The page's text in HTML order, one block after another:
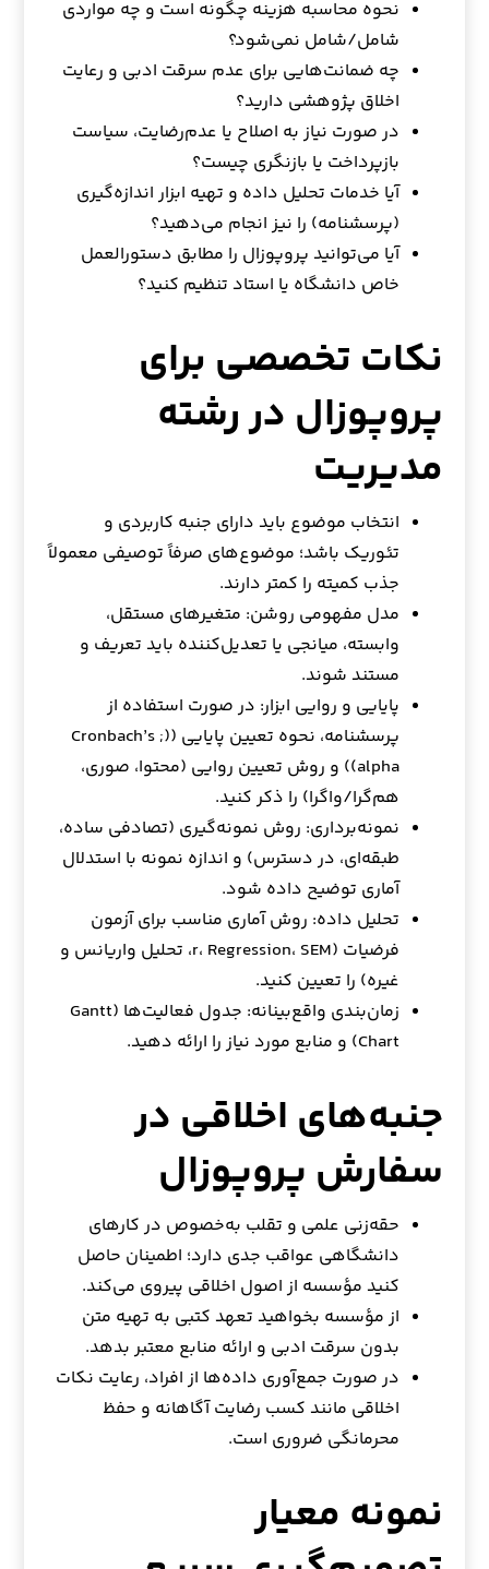
نحوه محاسبه هزینه چگونه است و چه مواردی
شامل/شامل نمی‌شود؟
چه ضمانت‌هایی برای عدم سرقت ادبی و رعایت
اخلاق پژوهشی دارید؟
در صورت نیاز به اصلاح یا عدم‌رضایت، سیاست
بازپرداخت یا بازنگری چیست؟
آیا خدمات تحلیل داده و تهیه ابزار اندازه‌گیری
(پرسشنامه) را نیز انجام می‌دهید؟
آیا می‌توانید پروپوزال را مطابق دستورالعمل
خاص دانشگاه یا استاد تنظیم کنید؟
نکات تخصصی برای
پروپوزال در رشته
مدیریت
انتخاب موضوع باید دارای جنبه کاربردی و
تئوریک باشد؛ موضوع‌های صرفاً توصیفی معمولاً
جذب کمیته را کمتر دارند.
مدل مفهومی روشن: متغیرهای مستقل،
وابسته، میانجی یا تعدیل‌کننده باید تعریف و
مستند شوند.
پایایی و روایی ابزار: در صورت استفاده از
پرسشنامه، نحوه تعیین پایایی ((Cronbach’s ;
alpha)) و روش تعیین روایی (محتوا، صوری،
هم‌گرا/واگرا) را ذکر کنید.
نمونه‌برداری: روش نمونه‌گیری (تصادفی ساده،
طبقه‌ای، در دسترس) و اندازه نمونه با استدلال
آماری توضیح داده شود.
تحلیل داده: روش آماری مناسب برای آزمون
فرضیات (r، Regression، SEM، تحلیل واریانس و
غیره) را تعیین کنید.
زمان‌بندی واقع‌بینانه: جدول فعالیت‌ها (Gantt
Chart) و منابع مورد نیاز را ارائه دهید.
جنبه‌های اخلاقی در
سفارش پروپوزال
حقه‌زنی علمی و تقلب به‌خصوص در کارهای
دانشگاهی عواقب جدی دارد؛ اطمینان حاصل
کنید مؤسسه از اصول اخلاقی پیروی می‌کند.
از مؤسسه بخواهید تعهد کتبی به تهیه متن
بدون سرقت ادبی و ارائه منابع معتبر بدهد.
در صورت جمع‌آوری داده‌ها از افراد، رعایت نکات
اخلاقی مانند کسب رضایت آگاهانه و حفظ
محرمانگی ضروری است.
نمونه معیار